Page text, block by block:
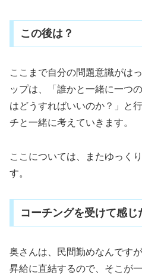
この後は？
ここまで自分の問題意識がは
ップは、「誰かと一緒に一つ
はどうすればいいのか？」と
チと一緒に考えていきます。
ここについては、またゆっく
す。
コーチングを受けて感じ
奥さんは、民間勤めなんです
昇給に直結するので、そこが